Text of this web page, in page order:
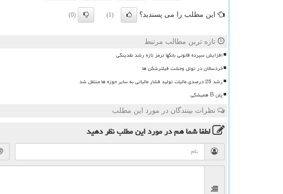
این مطلب را می پسندید؟ (1)
(0)
تازه ترین مطالب مرتبط
افزایش سپرده قانونی بانکها ترمز تازه رشد نقدینگی
خردسالان در تونل وحشت فیلترشکن ها
رشد 25 درصدی مالیات تولید فشار مالیاتی به سایر حوزه ها منتقل شد
پلن B همیشگی
نظرات بینندگان در مورد این مطلب
لطفا شما همدر مورد این مطلبنظر دهید